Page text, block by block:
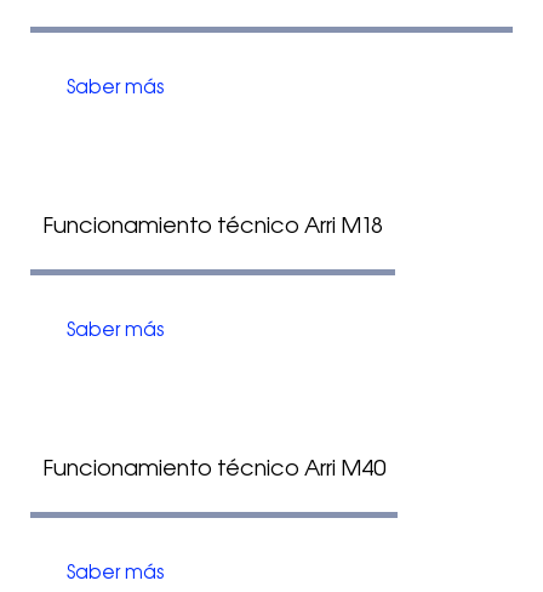
Saber más
Funcionamiento técnico Arri M18
Saber más
Funcionamiento técnico Arri M40
Saber más